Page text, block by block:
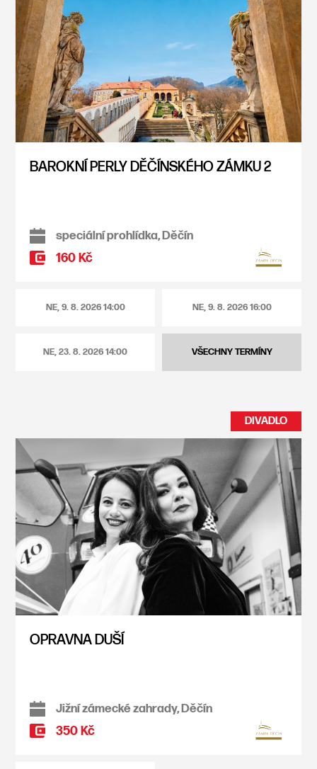
BAROKNÍ PERLY DĚČÍNSKÉHO ZÁMKU 2
speciální prohlídka, Děčín
160 Kč
NE, 9. 8. 202614:00 NE, 9. 8. 202616:00
NE, 23. 8. 202614:00 VŠECHNY TERMÍNY
DIVADLO
OPRAVNA DUŠÍ
Jižní zámecké zahrady, Děčín
350 Kč